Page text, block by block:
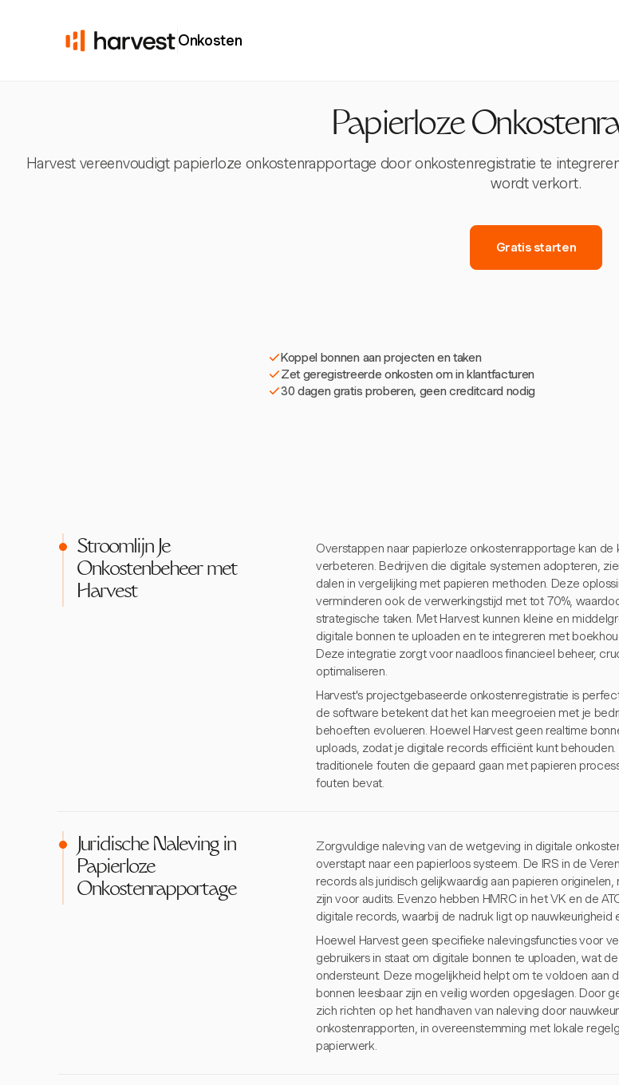
Onkosten
Papierloze
Harvest vereenvoudigt papierloze onkostenrapportage door onkostenregistratie te
wordt verkort.
Gratis starten
Koppel bonnen aan projecten en taken
Zet geregistreerde onkosten om in klantfacturen
30 dagen gratis proberen, geen creditcard nodig
Stroomlijn Je
Onkostenbeheer met
Harvest
Overstappen naar papierloze onkostenrapportage kan
verbeteren. Bedrijven die digitale systemen adopteren,
dalen in vergelijking met papieren methoden. Deze
verminderen ook de verwerkingstijd met tot 70%,
strategische taken. Met Harvest kunnen kleine en
digitale bonnen te uploaden en te integreren met
Deze integratie zorgt voor naadloos financieel beheer,
optimaliseren.
Harvest's projectgebaseerde onkostenregistratie is
de software betekent dat het kan meegroeien met je
behoeften evolueren. Hoewel Harvest geen realtime
uploads, zodat je digitale records efficiënt kunt
traditionele fouten die gepaard gaan met papieren
fouten bevat.
Juridische Naleving in
Papierloze
Onkostenrapportage
Zorgvuldige naleving van de wetgeving in digitale
overstapt naar een papierloos systeem. De IRS in de
records als juridisch gelijkwaardig aan papieren
zijn voor audits. Evenzo hebben HMRC in het VK en de
digitale records, waarbij de nadruk ligt op nauwkeurigheid
Hoewel Harvest geen specifieke nalevingsfuncties voor
gebruikers in staat om digitale bonnen te uploaden, wat
ondersteunt. Deze mogelijkheid helpt om te voldoen aan
bonnen leesbaar zijn en veilig worden opgeslagen. Door
zich richten op het handhaven van naleving door
onkostenrapporten, in overeenstemming met lokale
papierwerk.